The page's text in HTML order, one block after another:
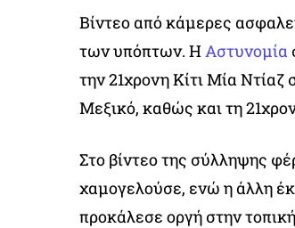
Βίντεο από κάμερες
των υπόπτων. ΗΑστυνομία
την 21χρονη Κίτι Μία
Μεξικό, καθώς και τη
Στο βίντεο της σύλληψης
χαμογελούσε, ενώ η άλλη
προκάλεσε οργή στην